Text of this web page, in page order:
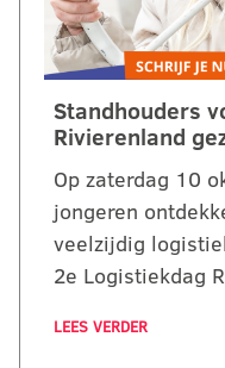
Standhouders
Rivierenland
Op zaterdag 10
jongeren
veelzijdig
2e Logistiekdag
LEES VERDER